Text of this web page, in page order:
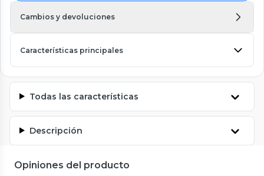
Cambios y devoluciones
Características principales
Todas las características
Descripción
Opiniones del producto